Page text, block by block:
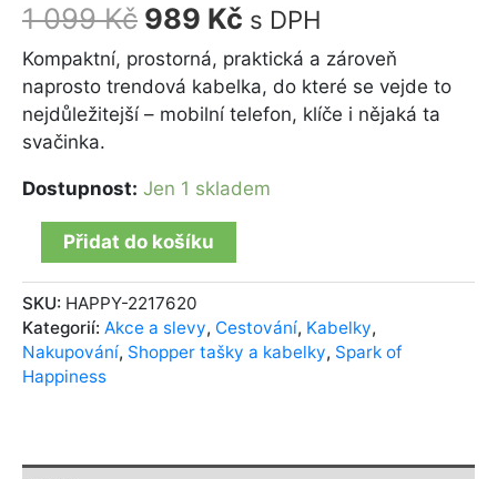
1 099Kč 989 Kč s DPH
Kompaktní, prostorná, praktická a zároveň
naprosto trendová kabelka, do které se vejde to
nejdůležitejší – mobilní telefon, klíče i nějaká ta
svačinka.
Dostupnost: Jen 1 skladem
Přidat do košíku
SKU: HAPPY-2217620
Kategorií: Akce a slevy, Cestování, Kabelky,
Nakupování, Shopper tašky a kabelky, Spark of
Happiness